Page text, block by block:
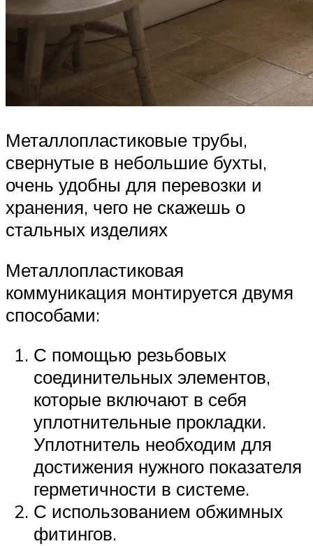
Металлопластиковые трубы,
свернутые в небольшие бухты,
очень удобны для перевозки и
хранения, чего не скажешь о
стальных изделиях
Металлопластиковая
коммуникация монтируется двумя
способами:
С помощью резьбовых
соединительных элементов,
которые включают в себя
уплотнительные прокладки.
Уплотнитель необходим для
достижения нужного показателя
герметичности в системе.
С использованием обжимных
фитингов.